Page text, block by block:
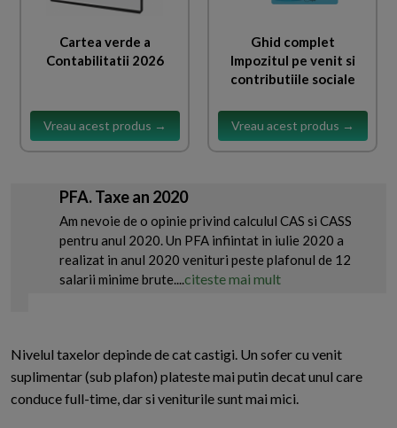
Cartea verde a
Contabilitatii 2026
Vreau acest produs →
Ghid complet
Impozitul pe venit si
contributiile sociale
Vreau acest produs →
PFA. Taxe an 2020
Am nevoie de o opinie privind calculul CAS si CASS
pentru anul 2020. Un PFA infiintat in iulie 2020 a
realizat in anul 2020 venituri peste plafonul de 12
salarii minime brute....citeste mai mult
Nivelul taxelor depinde de cat castigi. Un sofer cu venit
suplimentar (sub plafon) plateste mai putin decat unul care
conduce full-time, dar si veniturile sunt mai mici.